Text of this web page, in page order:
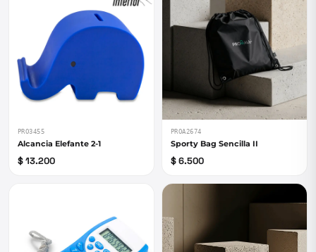
PRO3455
Alcancia Elefante 2-1
$ 13.200
PROA2674
Sporty Bag Sencilla II
$ 6.500